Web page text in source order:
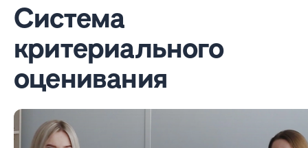
Система
критериального
оценивания